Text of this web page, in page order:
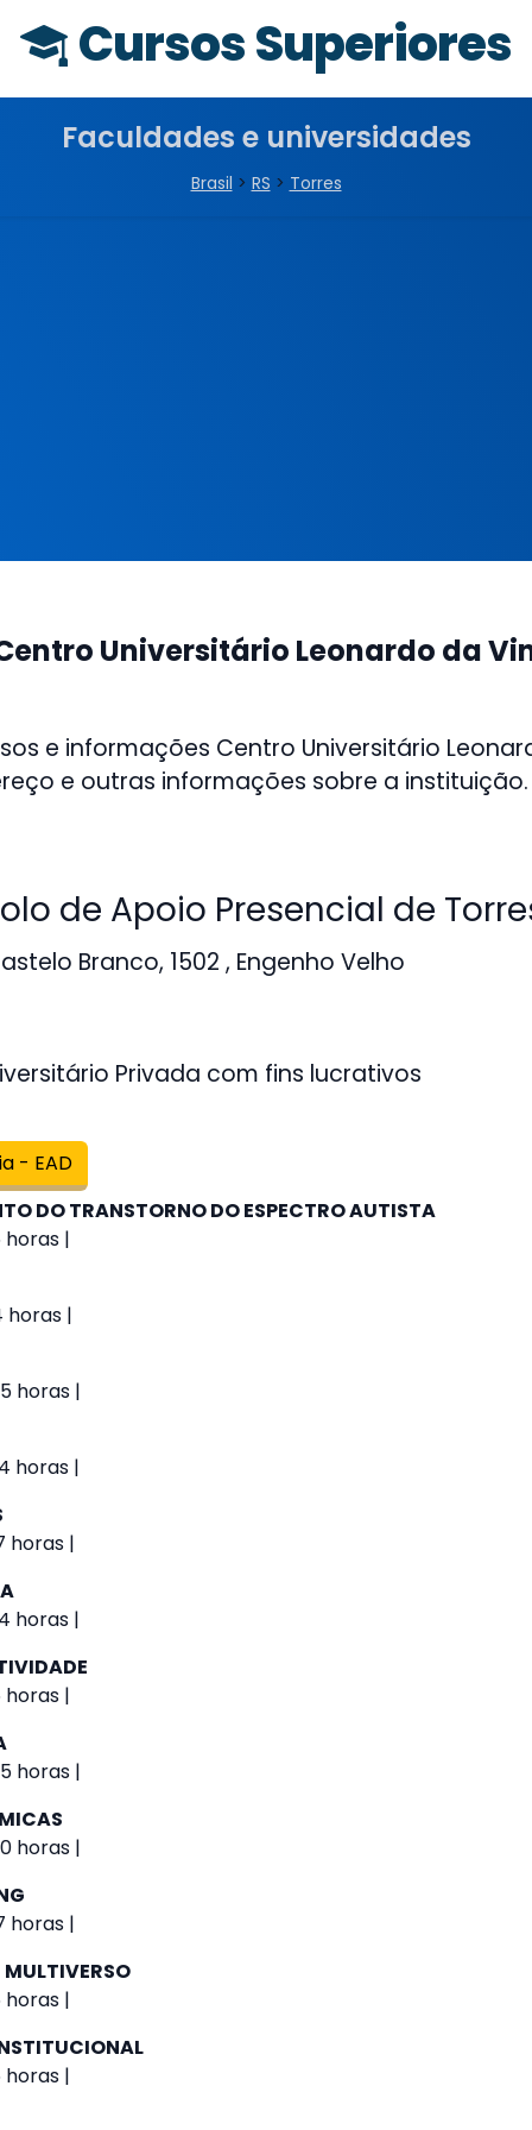
Cursos Superiores
Faculdades e universidades
Brasil > RS > Torres
Universitário Leonardo da
e informações Centro Universitário
e outras informações sobre a instituição.
de Apoio Presencial de
Branco, 1502 , Engenho Velho
Privada com fins lucrativos
- EAD
DO TRANSTORNO DO ESPECTRO AUTISTA
horas |
horas |
horas |
horas |
horas |
horas |
horas |
horas |
horas |
horas |
horas |
horas |